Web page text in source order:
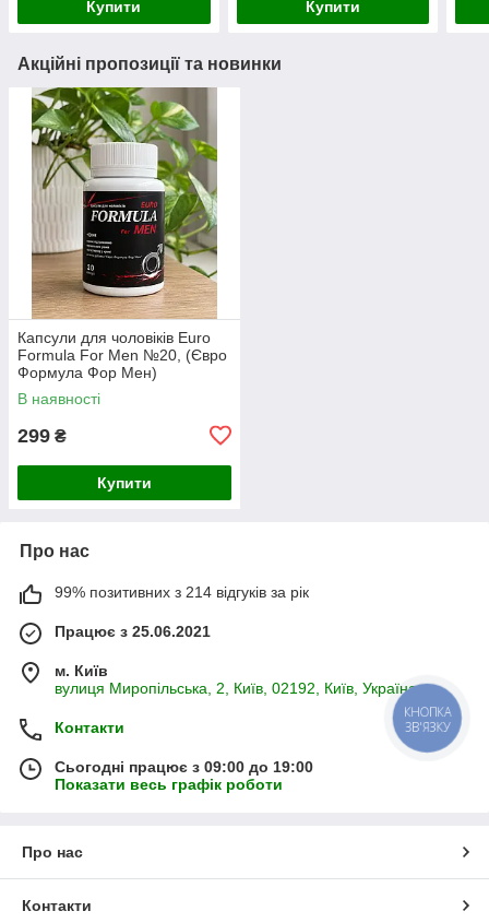
Купити Купити
Акційні пропозиції та новинки
Капсули для чоловіків Euro
Formula For Men №20, (Євро
Формула Фор Мен)
В наявності
299 ₴
Купити
Про нас
99% позитивних з 214 відгуків за рік
Працює з 25.06.2021
м. Київ
вулиця Миропільська, 2, Київ, 02192, Київ, Україна
Контакти
Сьогодні працює з 09:00 до 19:00
Показати весь графік роботи
Про нас
Контакти
КНОПКА
ЗВ'ЯЗКУ